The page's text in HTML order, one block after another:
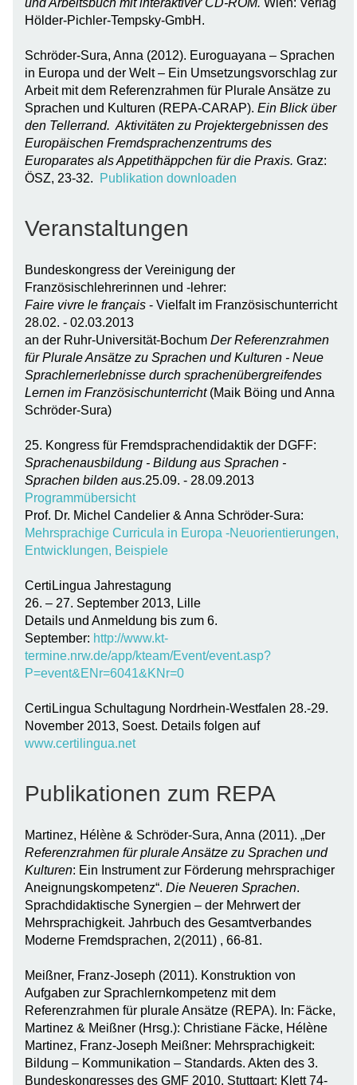
und Arbeitsbuch mit interaktiver CD-ROM. Wien: Verlag
Hölder-Pichler-Tempsky-GmbH.
Schröder-Sura, Anna (2012). Euroguayana – Sprachen
in Europa und der Welt – Ein Umsetzungsvorschlag zur
Arbeit mit dem Referenzrahmen für Plurale Ansätze zu
Sprachen und Kulturen (REPA-CARAP). Ein Blick über
den Tellerrand. Aktivitäten zu Projektergebnissen des
Europäischen Fremdsprachenzentrums des
Europarates als Appetithäppchen für die Praxis. Graz:
ÖSZ, 23-32.
Publikation downloaden
Veranstaltungen
Bundeskongress der Vereinigung der
Französischlehrerinnen und -lehrer:
Faire vivre le français - Vielfalt im Französischunterricht
28.02. - 02.03.2013
an der Ruhr-Universität-Bochum Der Referenzrahmen
für Plurale Ansätze zu Sprachen und Kulturen - Neue
Sprachlernerlebnisse durch sprachenübergreifendes
Lernen im Französischunterricht(Maik Böing und Anna
Schröder-Sura)
25. Kongress für Fremdsprachendidaktik der DGFF:
Sprachenausbildung - Bildung aus Sprachen -
Sprachen bilden aus.25.09. - 28.09.2013
Programmübersicht
Prof. Dr. Michel Candelier & Anna Schröder-Sura:
Mehrsprachige Curricula in Europa -Neuorientierungen,
Entwicklungen, Beispiele
CertiLingua Jahrestagung
26. – 27. September 2013, Lille
Details und Anmeldung bis zum 6.
September: http://www.kt-
termine.nrw.de/app/kteam/Event/event.asp?
P=event&ENr=6041&KNr=0
CertiLingua Schultagung Nordrhein-Westfalen 28.-29.
November 2013, Soest. Details folgen auf
www.certilingua.net
Publikationen zum REPA
Martinez, Hélène & Schröder-Sura, Anna (2011). „Der
Referenzrahmen für plurale Ansätze zu Sprachen und
Kulturen: Ein Instrument zur Förderung mehrsprachiger
Aneignungskompetenz“. Die Neueren Sprachen.
Sprachdidaktische Synergien – der Mehrwert der
Mehrsprachigkeit. Jahrbuch des Gesamtverbandes
Moderne Fremdsprachen, 2(2011) , 66-81.
Meißner, Franz-Joseph (2011). Konstruktion von
Aufgaben zur Sprachlernkompetenz mit dem
Referenzrahmen für plurale Ansätze (REPA). In: Fäcke,
Martinez & Meißner (Hrsg.): Christiane Fäcke, Hélène
Martinez, Franz-Joseph Meißner: Mehrsprachigkeit:
Bildung – Kommunikation – Standards. Akten des 3.
Bundeskongresses des GMF 2010. Stuttgart: Klett 74-